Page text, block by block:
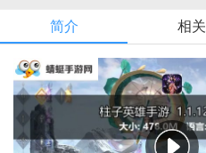
简介 相关